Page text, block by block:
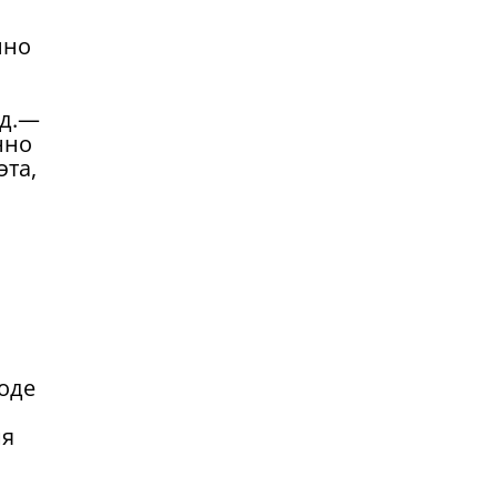
д.—